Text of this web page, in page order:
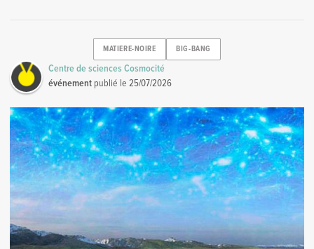
MATIERE-NOIRE BIG-BANG
Centre de sciences Cosmocité
événement publié le25/07/2026